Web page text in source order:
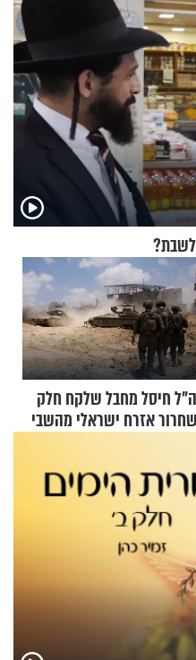
לשבת?
חיסל מחבל שלקח חלק
אזרח ישראלי מהשבי